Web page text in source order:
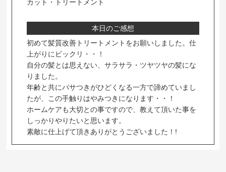
カット・トリートメント
本日のご感想
初めて髪質改善トリートメントをお願いしました。仕
上がりにビックリ・・！
自分の髪とは思えない、サラサラ・ツヤツヤの髪にな
りました。
年齢と共にパサつきがひどくなる一方で諦めていまし
たが、この手触りはやみつきになります・・！
ホームケアも大切との事ですので、教えて頂いた事を
しっかりやりたいと思います。
素敵に仕上げて頂きありがとうございました！!